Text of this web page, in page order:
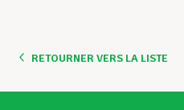
RETOURNER VERS LA LISTE